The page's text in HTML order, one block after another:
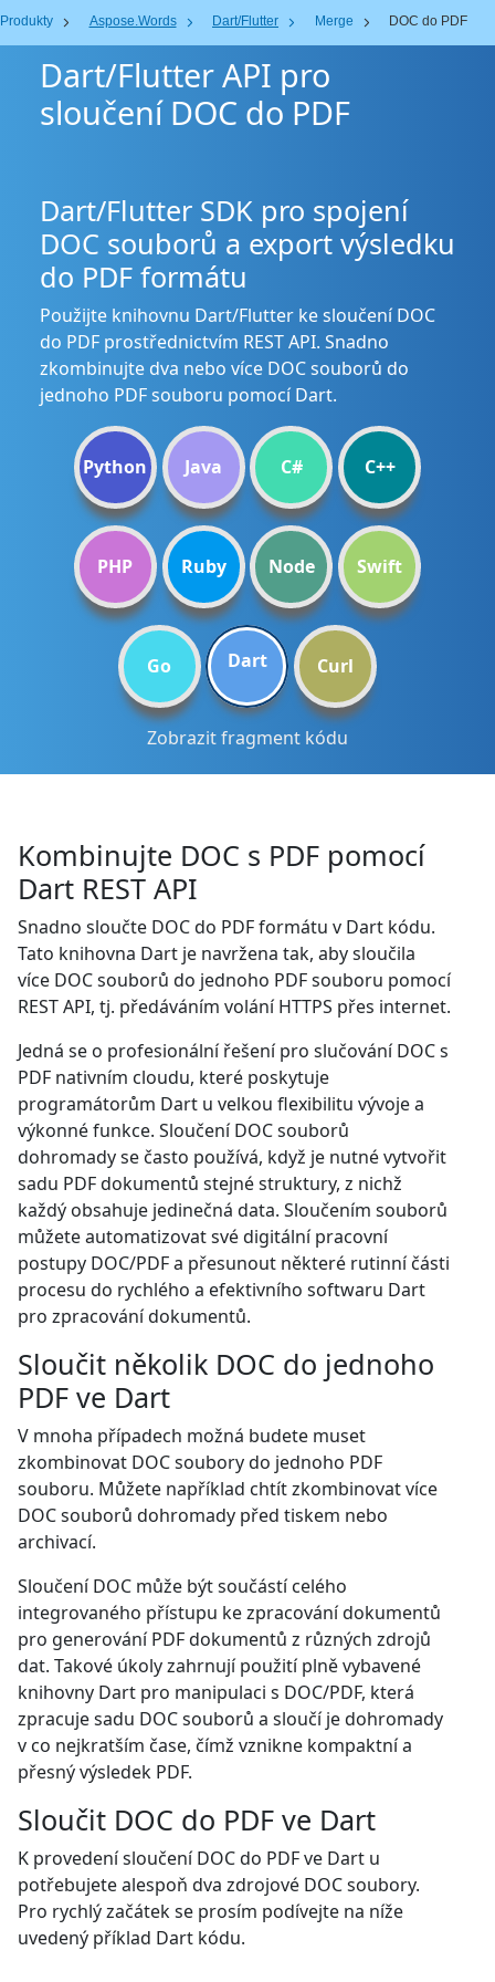
Produkty Aspose.Words Dart/Flutter Merge DOC do PDF
Dart/Flutter API pro
sloučení DOC do PDF
Dart/Flutter SDK pro spojení
DOC souborů a export výsledku
do PDF formátu
Použijte knihovnu Dart/Flutter ke sloučení DOC
do PDF prostřednictvím REST API. Snadno
zkombinujte dva nebo více DOC souborů do
jednoho PDF souboru pomocí Dart.
Python Java C# C++
PHP Ruby Node Swift
Go Dart Curl
Zobrazit fragment kódu
Kombinujte DOC s PDF pomocí
Dart REST API
Snadno sloučte DOC do PDF formátu v Dart kódu.
Tato knihovna Dart je navržena tak, aby sloučila
více DOC souborů do jednoho PDF souboru pomocí
REST API, tj. předáváním volání HTTPS přes internet.
Jedná se o profesionální řešení pro slučování DOC s
PDF nativním cloudu, které poskytuje
programátorům Dart u velkou flexibilitu vývoje a
výkonné funkce. Sloučení DOC souborů
dohromady se často používá, když je nutné vytvořit
sadu PDF dokumentů stejné struktury, z nichž
každý obsahuje jedinečná data. Sloučením souborů
můžete automatizovat své digitální pracovní
postupy DOC/PDF a přesunout některé rutinní části
procesu do rychlého a efektivního softwaru Dart
pro zpracování dokumentů.
Sloučit několik DOC do jednoho
PDF ve Dart
V mnoha případech možná budete muset
zkombinovat DOC soubory do jednoho PDF
souboru. Můžete například chtít zkombinovat více
DOC souborů dohromady před tiskem nebo
archivací.
Sloučení DOC může být součástí celého
integrovaného přístupu ke zpracování dokumentů
pro generování PDF dokumentů z různých zdrojů
dat. Takové úkoly zahrnují použití plně vybavené
knihovny Dart pro manipulaci s DOC/PDF, která
zpracuje sadu DOC souborů a sloučí je dohromady
v co nejkratším čase, čímž vznikne kompaktní a
přesný výsledek PDF.
Sloučit DOC do PDF ve Dart
K provedení sloučení DOC do PDF ve Dart u
potřebujete alespoň dva zdrojové DOC soubory.
Pro rychlý začátek se prosím podívejte na níže
uvedený příklad Dart kódu.